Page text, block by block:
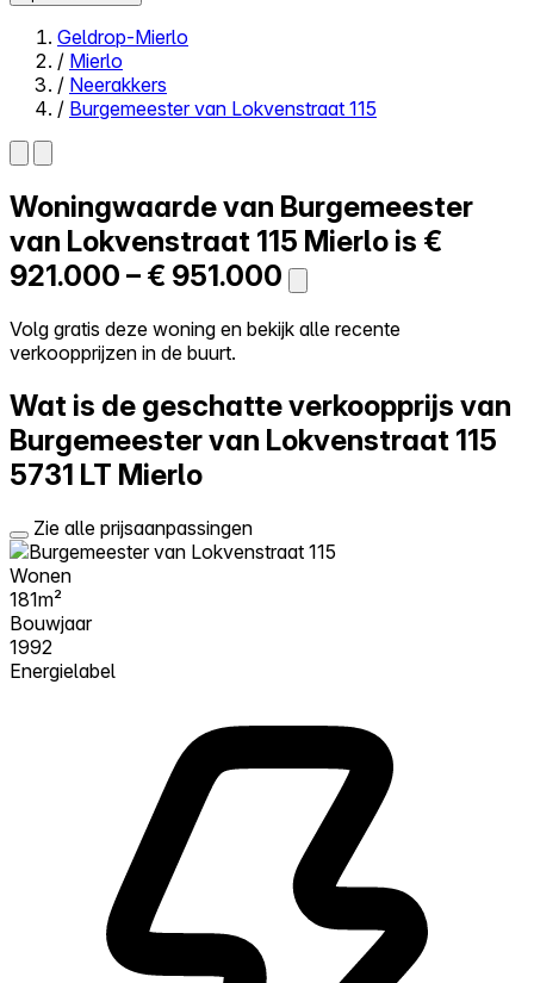
Close menu
Zelf kopen
Alles-in-één
Reviews
Prijzen
Log in
Probeer Walter gratis
Geldrop-Mierlo
/ Mierlo
/ Neerakkers
/ Burgemeester van Lokvenstraat 115
Woningwaarde van Burgemeester
van Lokvenstraat 115 Mierlo is €
921.000 – € 951.000
Volg gratis deze woning en bekijk alle recente
verkoopprijzen in de buurt.
Wat is de geschatte verkoopprijs van
Burgemeester van Lokvenstraat 115
5731 LT Mierlo
Zie alle prijsaanpassingen
Wonen
181m²
Bouwjaar
1992
Energielabel